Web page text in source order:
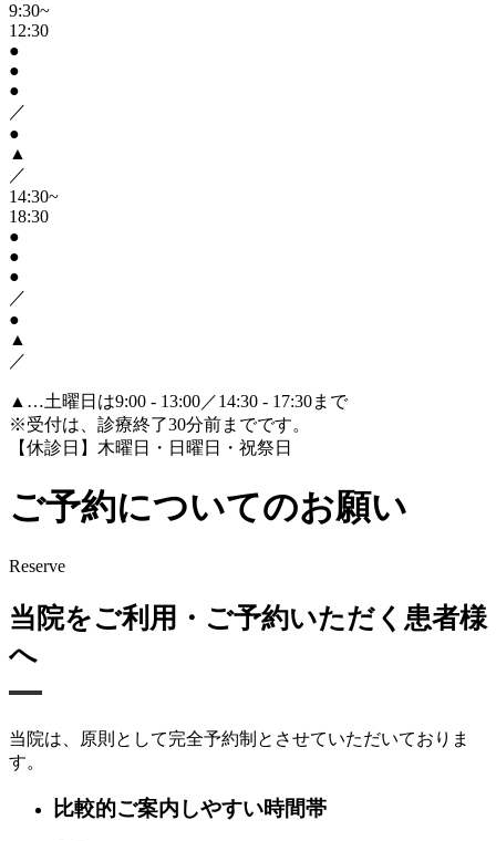
9:30~
12:30
●
●
●
／
●
▲
／
14:30~
18:30
●
●
●
／
●
▲
／
▲ …土曜日は9:00 - 13:00／14:30 - 17:30まで
※受付は、診療終了30分前までです。
【休診日】木曜日・日曜日・祝祭日
ご予約についてのお願い
Reserve
当院をご利用・ご予約いただく患者様
へ
当院は、原則として完全予約制 とさせていただいておりま
す。
比較的ご案内しやすい時間帯